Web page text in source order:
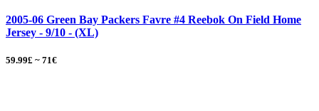
2005-06 Green Bay Packers Favre #4 Reebok On Field Home
Jersey - 9/10 - (XL)
59.99£ ~ 71€